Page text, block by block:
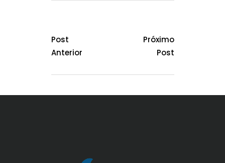
Post
Anterior
Próximo
Post